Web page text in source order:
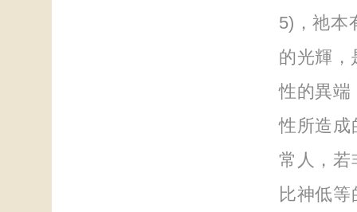
5)，祂本
的光輝，
性的異端
性所造成
常人，若
比神低